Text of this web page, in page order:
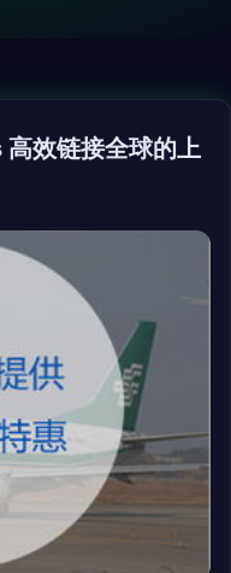
效链接全球的上